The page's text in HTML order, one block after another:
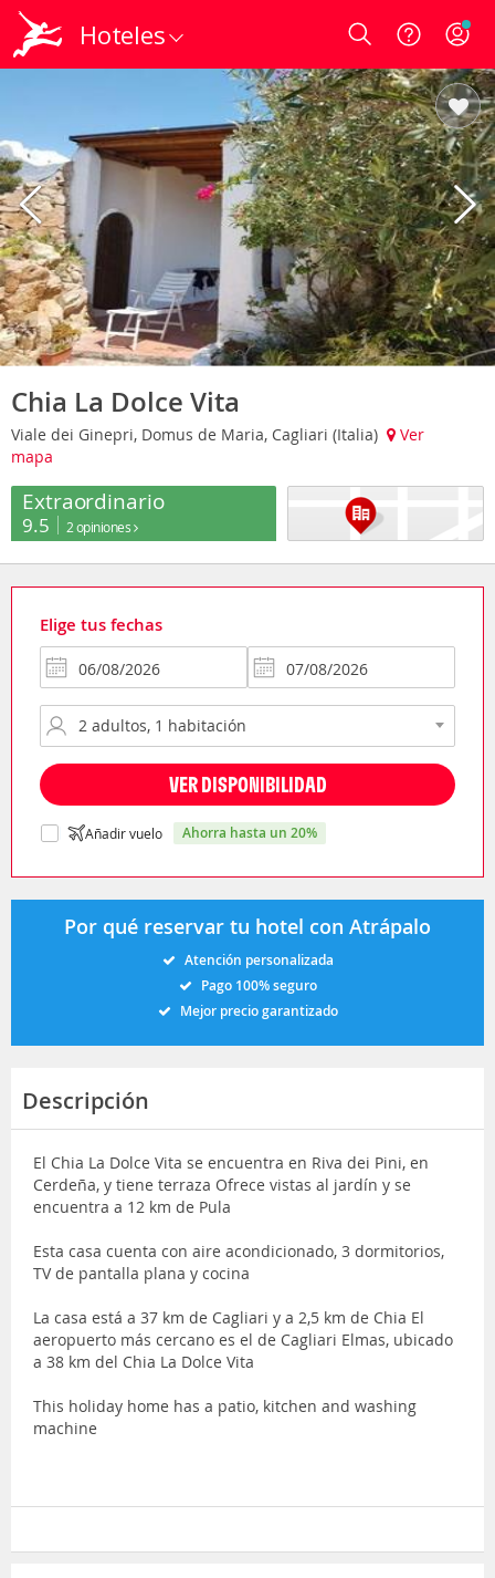
Hoteles Login
Chia La Dolce Vita
Viale dei Ginepri, Domus de Maria, Cagliari (Italia)
Ver
mapa
Extraordinario
9.5 2 opiniones
Elige tus fechas
VER DISPONIBILIDAD
Añadir vuelo ahorra hasta un 20%
Por qué reservar tu hotel con Atrápalo
Atención personalizada
Pago 100% seguro
Mejor precio garantizado
Descripción
El Chia La Dolce Vita se encuentra en Riva dei Pini, en
Cerdeña, y tiene terraza Ofrece vistas al jardín y se
encuentra a 12 km de Pula
Esta casa cuenta con aire acondicionado, 3 dormitorios,
TV de pantalla plana y cocina
La casa está a 37 km de Cagliari y a 2,5 km de Chia El
aeropuerto más cercano es el de Cagliari Elmas, ubicado
a 38 km del Chia La Dolce Vita
This holiday home has a patio, kitchen and washing
machine